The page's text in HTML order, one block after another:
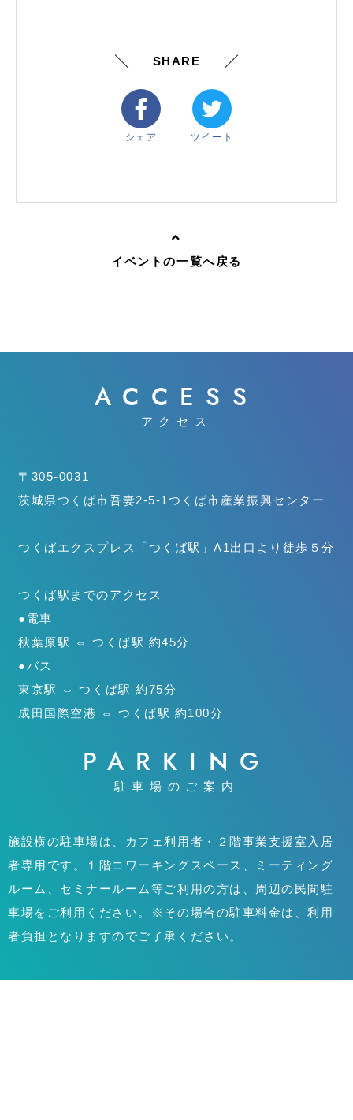
SHARE
シェア ツイート
イベントの一覧へ戻る
ACCESS
アクセス
〒305-0031
茨城県つくば市吾妻2-5-1つくば市産業振興センター
つくばエクスプレス「つくば駅」A1出口より徒歩５分
つくば駅までのアクセス
●電車
秋葉原駅 ⇔ つくば駅 約45分
●バス
東京駅 ⇔ つくば駅 約75分
成田国際空港 ⇔ つくば駅 約100分
PARKING
駐車場のご案内
施設横の駐車場は、カフェ利用者・２階事業支援室入居
者専用です。１階コワーキングスペース、ミーティング
ルーム、セミナールーム等ご利用の方は、周辺の民間駐
車場をご利用ください。※その場合の駐車料金は、利用
者負担となりますのでご了承ください。